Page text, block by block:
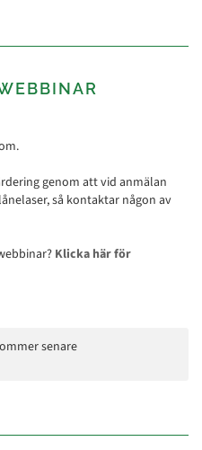
genom att vid anmälan
så kontaktar någon av
Klicka här för
senare